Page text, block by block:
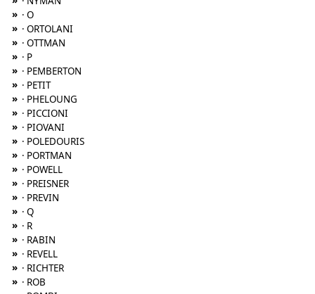
» · O
» · ORTOLANI
» · OTTMAN
» · P
» · PEMBERTON
» · PETIT
» · PHELOUNG
» · PICCIONI
» · PIOVANI
» · POLEDOURIS
» · PORTMAN
» · POWELL
» · PREISNER
» · PREVIN
» · Q
» · R
» · RABIN
» · REVELL
» · RICHTER
» · ROB